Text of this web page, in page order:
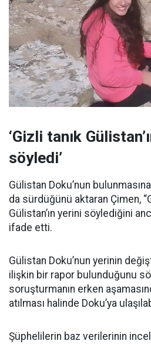
‘Gizli tanık
söyledi’
Gülistan Doku’nun
da sürdüğünü aktaran Çimen,
Gülistan’ın yerini söylediğini
ifade etti.
Gülistan Doku’nun yerinin
ilişkin bir rapor bulunduğunu
soruşturmanın erken
atılması halinde Doku’ya
Şüphelilerin baz verilerinin